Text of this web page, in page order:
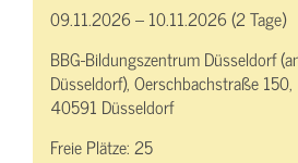
09.11.2026 – 10.11.2026 (2 Tage)
BBG-Bildungszentrum Düsseldorf
Düsseldorf), Oerschbachstraße 150,
40591 Düsseldorf
Freie Plätze:25